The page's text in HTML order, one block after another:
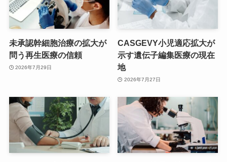
未承認幹細胞治療の拡大が
問う再生医療の信頼
2026年7月29日
CASGEVY小児適応拡大が
示す遺伝子編集医療の現在
地
2026年7月27日